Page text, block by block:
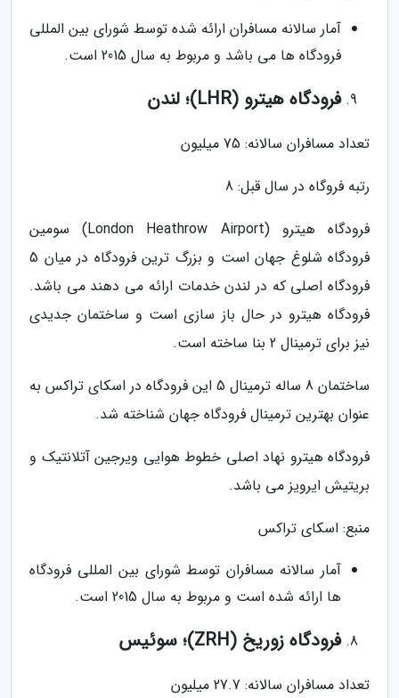
آمار سالانه مسافران ارائه شده توسط شورای بین المللی
فرودگاه ها می باشد و مربوط به سال 2015 است.
فرودگاه هیترو (LHR)؛ لندن
تعداد مسافران سالانه: 75 میلیون
رتبه فروگاه در سال قبل: 8
فرودگاه هیترو (London Heathrow Airport) سومین
فرودگاه شلوغ جهان است و بزرگ ترین فرودگاه در میان 5
فرودگاه اصلی که در لندن خدمات ارائه می دهند می باشد.
فرودگاه هیترو در حال باز سازی است و ساختمان جدیدی
نیز برای ترمینال 2 بنا ساخته است.
ساختمان 8 ساله ترمینال 5 این فرودگاه در اسکای تراکس به
عنوان بهترین ترمینال فرودگاه جهان شناخته شد.
فرودگاه هیترو نهاد اصلی خطوط هوایی ویرجین آتلانتیک و
بریتیش ایرویز می باشد.
منبع: اسکای تراکس
آمار سالانه مسافران توسط شورای بین المللی فرودگاه
ها ارائه شده است و مربوط به سال 2015 است.
فرودگاه زوریخ (ZRH)؛ سوئیس
تعداد مسافران سالانه: 27.7 میلیون